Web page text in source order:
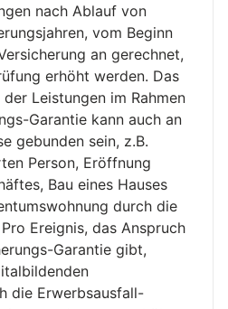
nach Ablauf von
vom Beginn
an gerechnet,
erhöht werden. Das
Leistungen im Rahmen
Garantie kann auch an
gebunden sein, z.B.
Person, Eröffnung
Bau eines Hauses
durch die
Ereignis, das Anspruch
Garantie gibt,
die Erwerbsausfall-